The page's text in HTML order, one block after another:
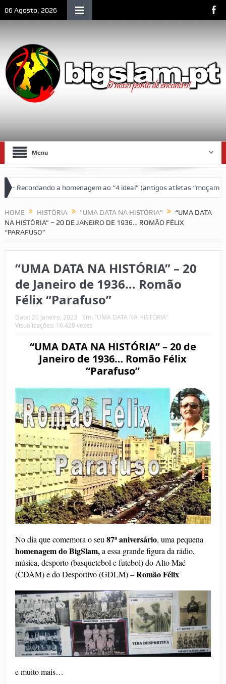
06 Agosto, 2026
Menu
a homenagem ao “4 ideal” (antigos atletas “moçambicanos” do GCF
HOME HISTÓRIA "UMA DATA NA HISTÓRIA"
“UMA DATA
NA HISTÓRIA” – 20 DE JANEIRO DE 1936… ROMÃO FÉLIX
“PARAFUSO”
“UMA DATA NA HISTÓRIA” – 20
de Janeiro de 1936… Romão
Félix “Parafuso”
Data: 20 Janeiro, 2023 Em: "UMA DATA NA HISTÓRIA"
Visualizações: 16.428 vezes
“UMA DATA NA HISTÓRIA” – 20 de
Janeiro de 1936… Romão Félix
“Parafuso”
No dia que comemora o seu 87º aniversário, uma pequena
homenagem do BigSlam,a essa grande figura da rádio,
música, desporto (basquetebol e futebol) do Alto Maé
(CDAM) e do Desportivo (GDLM) –Romão Félix
e muito mais…